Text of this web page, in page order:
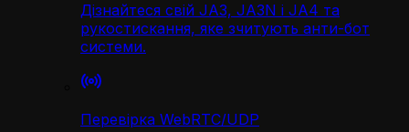
Дізнайтеся свій JA3, JA3N і JA4 та
рукостискання, яке зчитують анти-бот
системи.
Перевірка WebRTC/UDP